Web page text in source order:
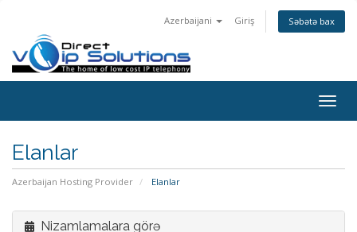
Azerbaijani Giriş Səbətə bax
Elanlar
Azerbaijan Hosting Provider Elanlar
Nizamlamalara görə